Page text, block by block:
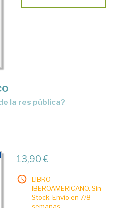
la res pública?
13,90 €
LIBRO
IBEROAMERICANO. Sin
Stock. Envío en 7/8
semanas.